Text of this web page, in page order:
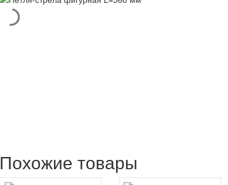
Похожие товары